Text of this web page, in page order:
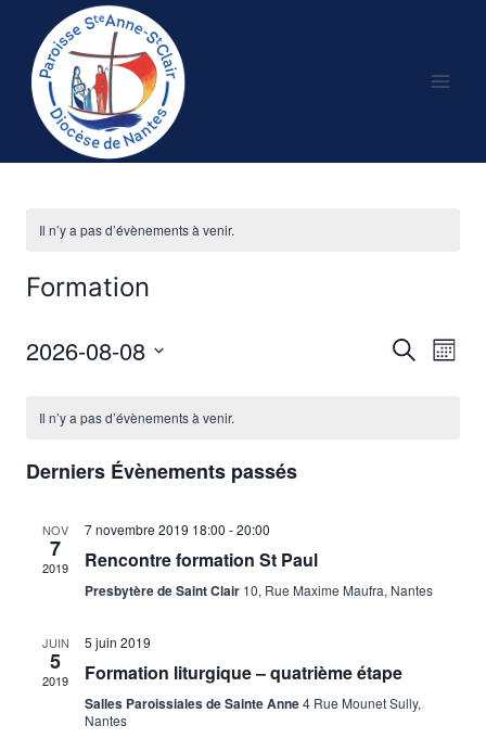
contenu
Il n’y a pas d’évènements à venir.
Formation
Recherche
Mois
2026-08-08
une
Calendrier
Il n’y a pas d’évènements à venir.
Derniers Évènements passés
NOV
7
2019
7 novembre 2019 18:00 -20:00
Rencontre formation St Paul
Presbytère de Saint Clair 10, Rue Maxime Maufra, Nantes
JUIN
5
2019
5 juin 2019
Formation liturgique – quatrième étape
Salles Paroissiales de Sainte Anne4 Rue Mounet Sully,
Nantes